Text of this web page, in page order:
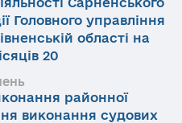
Головного управління
області на
20
районної
виконання судових